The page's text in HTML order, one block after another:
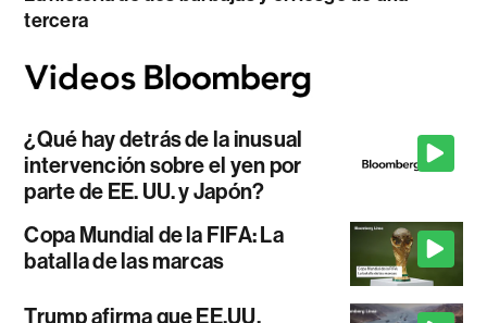
tercera
¿Qué hay detrás de la inusual
intervención sobre el yen por
parte de EE. UU. y Japón?
Copa Mundial de la FIFA: La
batalla de las marcas
Trump afirma que EE.UU.